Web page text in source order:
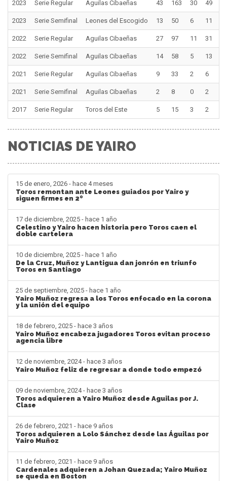
2023 Serie Regular Aguilas Cibaeñas 43 163 30 49
2023 Serie Semifinal Leones del Escogido 13 50 6 11
2022 Serie Regular Aguilas Cibaeñas 27 97 11 31
2022 Serie Semifinal Aguilas Cibaeñas 14 58 5 13
2021 Serie Regular Aguilas Cibaeñas 9 33 2 6
2021 Serie Semifinal Aguilas Cibaeñas 2 8 0 2
2017 Serie Regular Toros del Este 5 15 3 2
NOTICIAS DE YAIRO
15 de enero, 2026 - hace 4 meses
Toros remontan ante Leones guiados por Yairo y
siguen firmes en 2º
17 de diciembre, 2025 - hace 1 año
Celestino y Yairo hacen historia pero Toros caen el
doble cartelera
10 de diciembre, 2025 - hace 1 año
De la Cruz, Muñoz y Lantigua dan jonrón en triunfo
Toros en Santiago
25 de septiembre, 2025 - hace 1 año
Yairo Muñoz regresa a los Toros enfocado en la corona
y la unión del equipo
18 de febrero, 2025 - hace 3 años
Yairo Muñoz encabeza jugadores Toros evitan proceso
agencia libre
12 de noviembre, 2024 - hace 3 años
Yairo Muñoz feliz de regresar a donde todo empezó
09 de noviembre, 2024 - hace 3 años
Toros adquieren a Yairo Muñoz desde Aguilas por J.
Clase
26 de febrero, 2021 - hace 9 años
Toros adquieren a Lolo Sánchez desde las Águilas por
Yairo Muñoz
11 de febrero, 2021 - hace 9 años
Cardenales adquieren a Johan Quezada; Yairo Muñoz
se queda en Boston